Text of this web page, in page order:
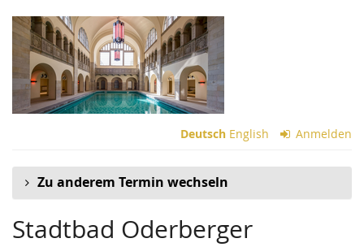
Zum
Haupt-
Inhalt
springen
Deutsch English Anmelden
Zu anderem Termin wechseln
Stadtbad Oderberger